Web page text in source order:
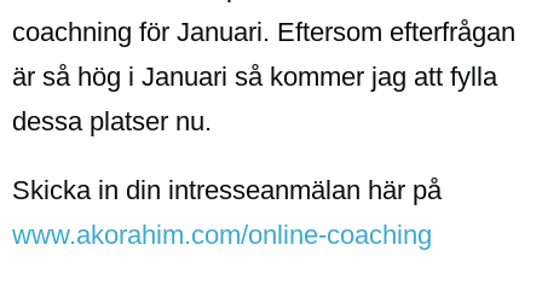
coachning för Januari. Eftersom efterfrågan
är så hög i Januari så kommer jag att fylla
dessa platser nu.
Skicka in din intresseanmälan här på
www.akorahim.com/online-coaching